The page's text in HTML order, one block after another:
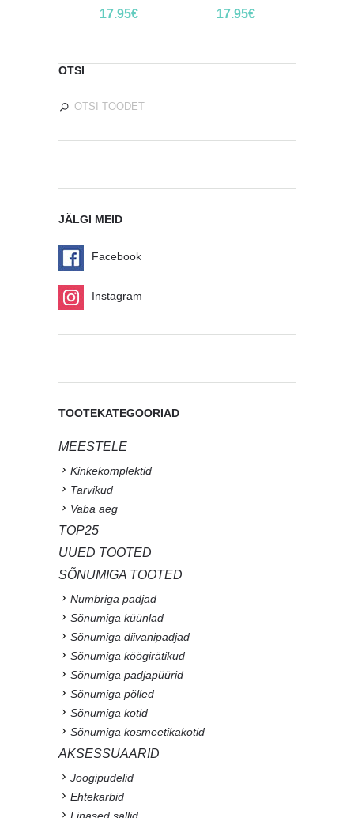
17.95€ 17.95€
OTSI
JÄLGI MEID
Facebook
Instagram
TOOTEKATEGOORIAD
MEESTELE
Kinkekomplektid
Tarvikud
Vaba aeg
TOP25
UUED TOOTED
SÕNUMIGA TOOTED
Numbriga padjad
Sõnumiga küünlad
Sõnumiga diivanipadjad
Sõnumiga köögirätikud
Sõnumiga padjapüürid
Sõnumiga põlled
Sõnumiga kotid
Sõnumiga kosmeetikakotid
AKSESSUAARID
Joogipudelid
Ehtekarbid
Linased sallid